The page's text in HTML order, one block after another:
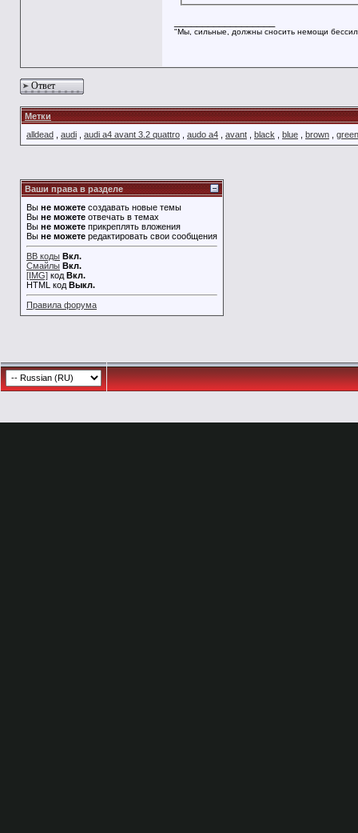
"Мы, сильные, должны сносить немощи
Ответ
Метки
alldead
audi audi a4 avant 3.2 quattro audo a4 avant black blue brown green
Ваши права в разделе
Вы не можете создавать новые темы
Вы не можете отвечать в темах
Вы не можете прикреплять вложения
Вы не можете редактировать свои сообщения
BB коды Вкл.
Смайлы Вкл.
[IMG] код Вкл.
HTML код Выкл.
Правила форума